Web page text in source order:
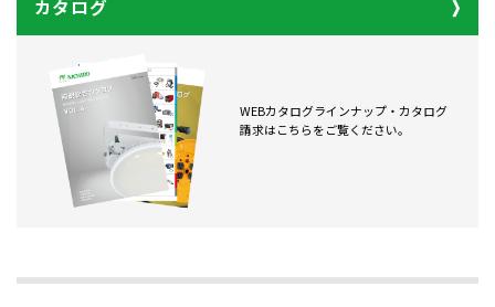
カタログ
WEBカタログラインナップ・カタログ
請求はこちらをご覧ください。